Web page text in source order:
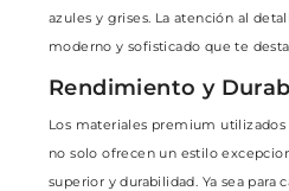
azules y grises. La atención al
moderno y sofisticado que te
Rendimiento y
Los materiales premium
no solo ofrecen un estilo
superior y durabilidad. Ya sea para